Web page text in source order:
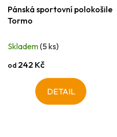
Pánská sportovní polokošile
Tormo
Skladem(5 ks)
od 242 Kč
DETAIL